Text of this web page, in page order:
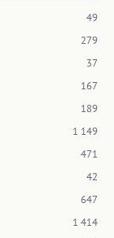
49
279
37
167
189
1 149
471
42
647
1 414